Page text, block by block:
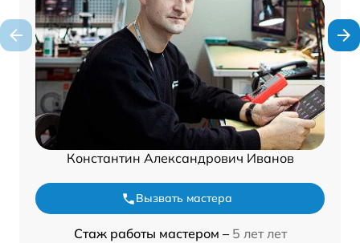
Константин Александрович Иванов
Вызвать мастера
Стаж работы мастером – 5 лет лет